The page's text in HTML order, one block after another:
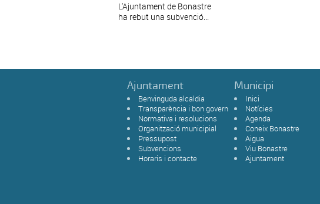
L'Ajuntament de Bonastre
ha rebut una subvenció...
Ajuntament
Benvinguda alcaldia
Transparència i bon govern
Normativa i resolucions
Organització municipial
Pressupost
Subvencions
Horaris i contacte
Municipi
Inici
Notícies
Agenda
Coneix Bonastre
Aigua
Viu Bonastre
Ajuntament